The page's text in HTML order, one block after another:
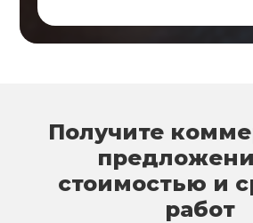
Получите
стоимостью и
работ